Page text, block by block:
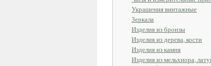
Украшения винтажные
Зеркала
Изделия из бронзы
Изделия из дерева, кости
Изделия из камня
Изделия из мельхиора,